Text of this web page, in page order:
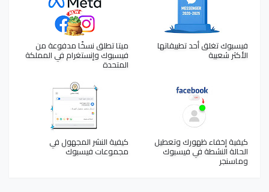
فيسبوك تغلق أحد تطبيقاتها
الأكثر شعبية
ميتا تطلق نسخًا مدفوعة من
فيسبوك وإنستغرام في المملكة
المتحدة
كيفية إخفاء ظهورك وتعطيل
الحالة النشطة في فيسبوك
وماسنجر
كيفية النشر المجهول في
مجموعات فيسبوك